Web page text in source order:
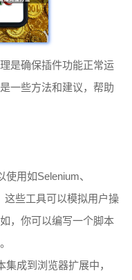
是确保插件功能正常运
一些方法和建议，帮助
用如Selenium、
这些工具可以模拟用户操
，你可以编写一个脚本
成到浏览器扩展中，